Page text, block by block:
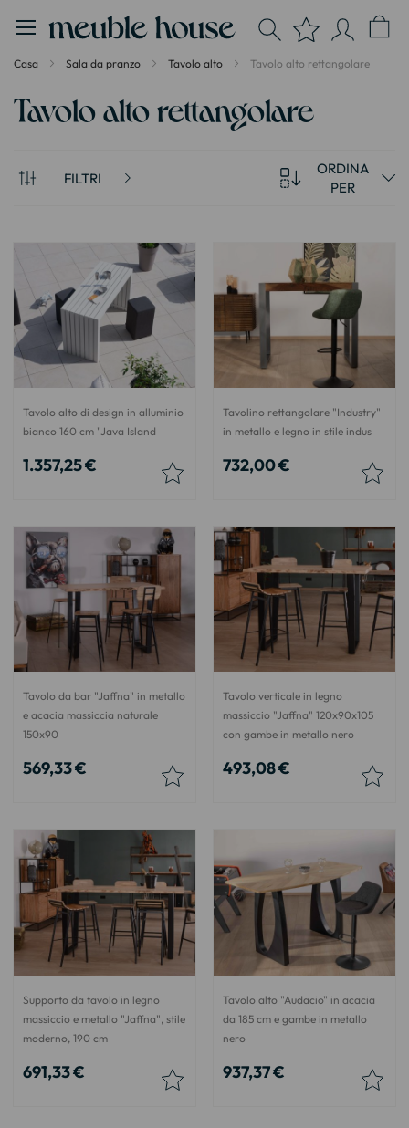
Casa Sala da pranzo Tavolo alto Tavolo alto rettangolare
Tavolo alto rettangolare
FILTRI
ORDINA
PER
Tavolo alto di design in alluminio
bianco 160 cm "Java Island
1.357,25 €
Tavolino rettangolare "Industry"
in metallo e legno in stile indus
732,00 €
Tavolo da bar "Jaffna" in metallo
e acacia massiccia naturale
150x90
569,33 €
Tavolo verticale in legno
massiccio "Jaffna" 120x90x105
con gambe in metallo nero
493,08 €
Supporto da tavolo in legno
massiccio e metallo "Jaffna", stile
moderno, 190 cm
691,33 €
Tavolo alto "Audacio" in acacia
da 185 cm e gambe in metallo
nero
937,37 €